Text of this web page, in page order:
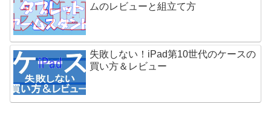
ムのレビューと組立て方
失敗しない！iPad第10世代のケースの
買い方＆レビュー